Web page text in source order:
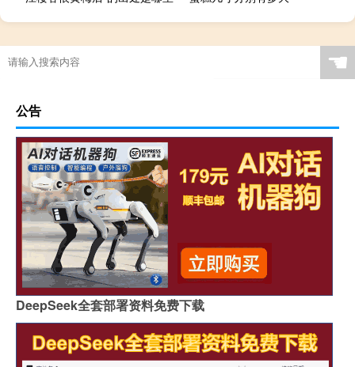
☚
公告
DeepSeek全套部署资料免费下载